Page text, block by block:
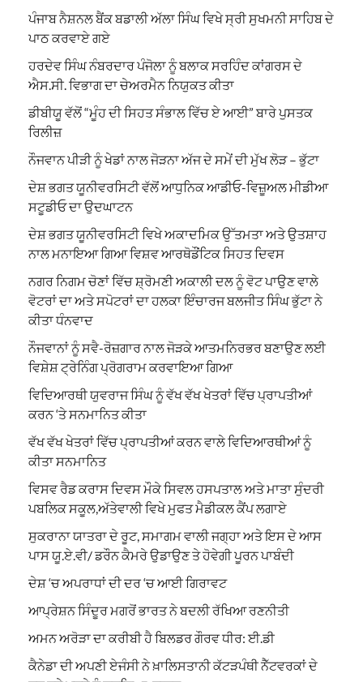
ਪੰਜਾਬ ਨੈਸ਼ਨਲ ਬੈਂਕ ਬਡਾਲੀ ਅੱਲਾ ਸਿੰਘ ਵਿਖੇ ਸ੍ਰੀ ਸੁਖਮਨੀ ਸਾਹਿਬ ਦੇ
ਪਾਠ ਕਰਵਾਏ ਗਏ
ਹਰਦੇਵ ਸਿੰਘ ਨੰਬਰਦਾਰ ਪੰਜੋਲਾ ਨੂੰ ਬਲਾਕ ਸਰਹਿੰਦ ਕਾਂਗਰਸ ਦੇ
ਐਸ.ਸੀ. ਵਿਭਾਗ ਦਾ ਚੇਅਰਮੈਨ ਨਿਯੁਕਤ ਕੀਤਾ
ਡੀਬੀਯੂ ਵੱਲੋਂ “ਮੂੰਹ ਦੀ ਸਿਹਤ ਸੰਭਾਲ ਵਿੱਚ ਏ ਆਈ” ਬਾਰੇ ਪੁਸਤਕ
ਰਿਲੀਜ਼
ਨੌਜਵਾਨ ਪੀੜੀ ਨੂੰ ਖੇਡਾਂ ਨਾਲ ਜੋੜਨਾ ਅੱਜ ਦੇ ਸਮੇਂ ਦੀ ਮੁੱਖ ਲੋੜ – ਭੁੱਟਾ
ਦੇਸ਼ ਭਗਤ ਯੂਨੀਵਰਸਿਟੀ ਵੱਲੋਂ ਆਧੁਨਿਕ ਆਡੀਓ-ਵਿਜ਼ੂਅਲ ਮੀਡੀਆ
ਸਟੂਡੀਓ ਦਾ ਉਦਘਾਟਨ
ਦੇਸ਼ ਭਗਤ ਯੂਨੀਵਰਸਿਟੀ ਵਿਖੇ ਅਕਾਦਮਿਕ ਉੱਤਮਤਾ ਅਤੇ ਉਤਸ਼ਾਹ
ਨਾਲ ਮਨਾਇਆ ਗਿਆ ਵਿਸ਼ਵ ਆਰਥੋਡੌਂਟਿਕ ਸਿਹਤ ਦਿਵਸ
ਨਗਰ ਨਿਗਮ ਚੋਣਾਂ ਵਿੱਚ ਸ਼੍ਰੋਮਣੀ ਅਕਾਲੀ ਦਲ ਨੂੰ ਵੋਟ ਪਾਉਣ ਵਾਲੇ
ਵੋਟਰਾਂ ਦਾ ਅਤੇ ਸਪੋਟਰਾਂ ਦਾ ਹਲਕਾ ਇੰਚਾਰਜ ਬਲਜੀਤ ਸਿੰਘ ਭੁੱਟਾ ਨੇ
ਕੀਤਾ ਧੰਨਵਾਦ
ਨੌਜਵਾਨਾਂ ਨੂੰ ਸਵੈ-ਰੋਜ਼ਗਾਰ ਨਾਲ ਜੋੜਕੇ ਆਤਮਨਿਰਭਰ ਬਣਾਉਣ ਲਈ
ਵਿਸ਼ੇਸ਼ ਟ੍ਰੇਨਿੰਗ ਪ੍ਰੋਗਰਾਮ ਕਰਵਾਇਆ ਗਿਆ
ਵਿਦਿਆਰਥੀ ਯੁਵਰਾਜ ਸਿੰਘ ਨੂੰ ਵੱਖ ਵੱਖ ਖੇਤਰਾਂ ਵਿੱਚ ਪ੍ਰਾਪਤੀਆਂ
ਕਰਨ ‘ਤੇ ਸਨਮਾਨਿਤ ਕੀਤਾ
ਵੱਖ ਵੱਖ ਖੇਤਰਾਂ ਵਿੱਚ ਪ੍ਰਾਪਤੀਆਂ ਕਰਨ ਵਾਲੇ ਵਿਦਿਆਰਥੀਆਂ ਨੂੰ
ਕੀਤਾ ਸਨਮਾਨਿਤ
ਵਿਸਵ ਰੈਡ ਕਰਾਸ ਦਿਵਸ ਮੌਕੇ ਸਿਵਲ ਹਸਪਤਾਲ ਅਤੇ ਮਾਤਾ ਸੁੰਦਰੀ
ਪਬਲਿਕ ਸਕੂਲ,ਅੱਤੇਵਾਲੀ ਵਿਖੇ ਮੁਫਤ ਮੈਡੀਕਲ ਕੈਂਪ ਲਗਾਏ
ਸੁਕਰਾਨਾ ਯਾਤਰਾ ਦੇ ਰੂਟ, ਸਮਾਗਮ ਵਾਲੀ ਜਗ੍ਹਾ ਅਤੇ ਇਸ ਦੇ ਆਸ
ਪਾਸ ਯੂ.ਏ.ਵੀ/ ਡਰੌਨ ਕੈਮਰੇ ਉਡਾਉਣ ਤੇ ਹੋਵੇਗੀ ਪੂਰਨ ਪਾਬੰਦੀ
ਦੇਸ਼ ‘ਚ ਅਪਰਾਧਾਂ ਦੀ ਦਰ ‘ਚ ਆਈ ਗਿਰਾਵਟ
ਆਪ੍ਰੇਸ਼ਨ ਸਿੰਦੂਰ ਮਗਰੋਂ ਭਾਰਤ ਨੇ ਬਦਲੀ ਰੱਖਿਆ ਰਣਨੀਤੀ
ਅਮਨ ਅਰੋੜਾ ਦਾ ਕਰੀਬੀ ਹੈ ਬਿਲਡਰ ਗੌਰਵ ਧੀਰ: ਈ.ਡੀ
ਕੈਨੇਡਾ ਦੀ ਅਪਣੀ ਏਜੰਸੀ ਨੇ ਖ਼ਾਲਿਸਤਾਨੀ ਕੱਟੜਪੰਥੀ ਨੈੱਟਵਰਕਾਂ ਦੇ